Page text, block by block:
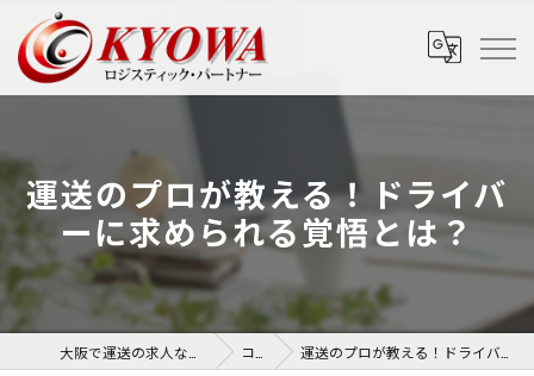
運送のプロが教える！ドライバ
ーに求められる覚悟とは？
コラム 運送のプロが教える！ドライバーに求められる覚悟とは？